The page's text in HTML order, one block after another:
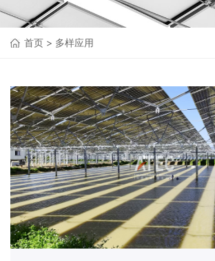
首页 > 多样应用